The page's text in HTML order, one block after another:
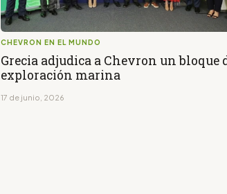
CHEVRON EN EL MUNDO
Grecia adjudica a Chevron un bloque
exploración marina
17 de junio, 2026